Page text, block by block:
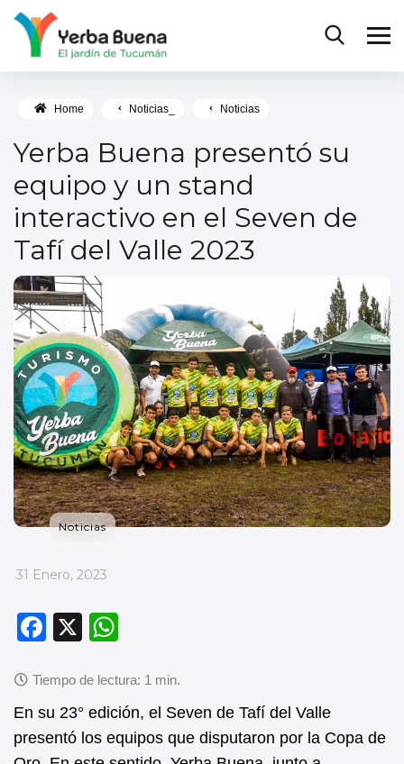
Home Noticias_ Noticias
Yerba Buena presentó su
equipo y un stand
interactivo en el Seven de
Tafí del Valle 2023
Noticias
_
31 Enero, 2023
F
c
e
b
X
at
s
A
En su 23° edición, el Seven de Tafí del Valle
presentó los equipos que disputaron por la Copa de